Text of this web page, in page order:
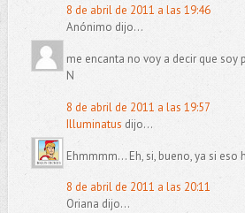
8 de abril de 2011 a las 19:46
Anónimo dijo...
me encanta no voy a decir que soy
N
8 de abril de 2011 a las 19:57
Illuminatus dijo...
Ehmmmm... Eh, si, bueno, ya si eso
8 de abril de 2011 a las 20:11
Oriana dijo...